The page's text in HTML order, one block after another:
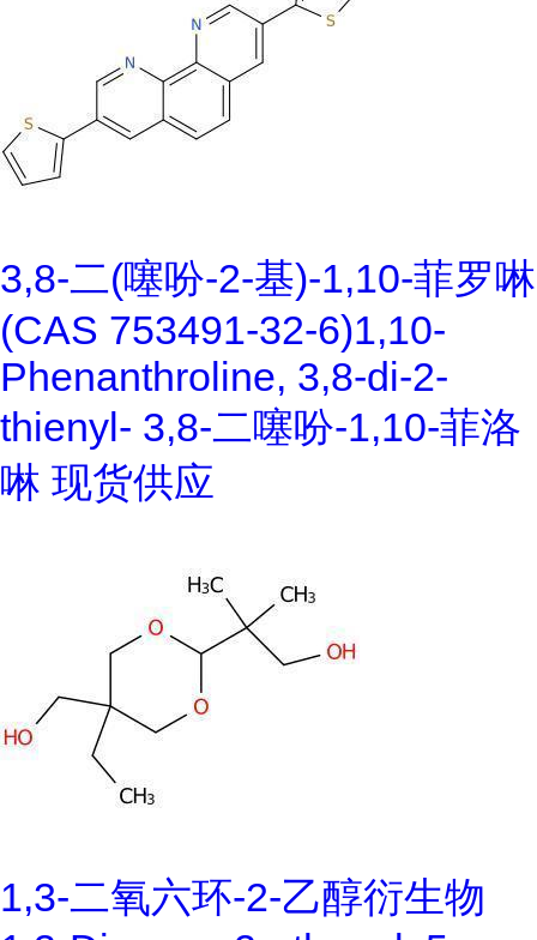
3,8-二(噻吩-2-基)-1,10-菲罗啉
(CAS 753491-32-6)1,10-
Phenanthroline, 3,8-di-2-
thienyl- 3,8-二噻吩-1,10-菲洛
啉 现货供应
1,3-二氧六环-2-乙醇衍生物